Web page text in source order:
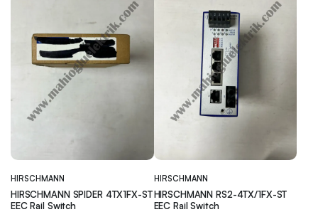
HIRSCHMANN
HIRSCHMANN SPIDER 4TX1FX-ST
EEC Rail Switch
HIRSCHMANN
HIRSCHMANN RS2-4TX/1FX-ST
EEC Rail Switch